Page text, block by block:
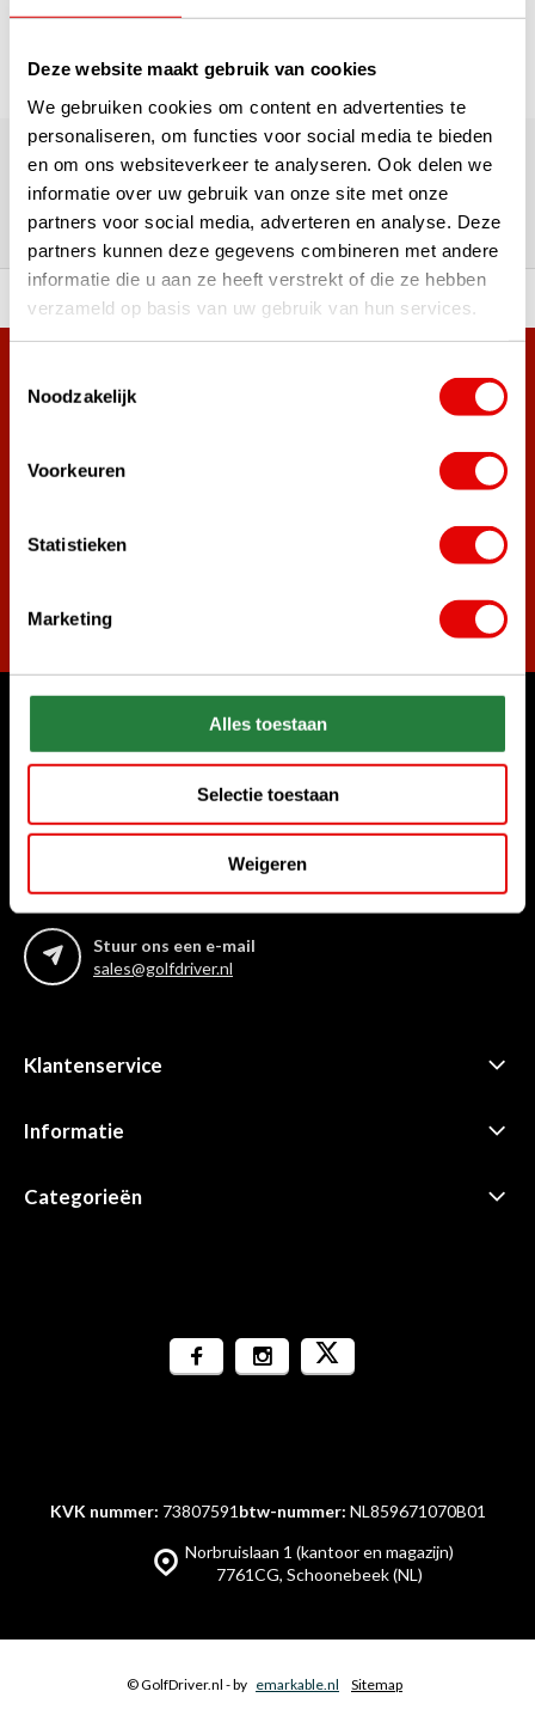
Deze website maakt gebruik van cookies
We gebruiken cookies om content en advertenties te
personaliseren, om functies voor social media te bieden
en om ons websiteverkeer te analyseren. Ook delen we
informatie over uw gebruik van onze site met onze
partners voor social media, adverteren en analyse. Deze
partners kunnen deze gegevens combineren met andere
informatie die u aan ze heeft verstrekt of die ze hebben
verzameld op basis van uw gebruik van hun services.
Noodzakelijk
Voorkeuren
Statistieken
Marketing
Alles toestaan
Selectie toestaan
Weigeren
180.000+ Klanten | 5.000+ Reviews | Trusted Shops, TrustPilot,
Google
Reviews: Onze klanten aan het
woord
A-merken! Vóór 15:00 besteld,
Meer dan 38.000 klanten hebben zich al
aangemeld.
golf aanbiedingen!
Bel ons gerust
+31 85 06 02 099
Start chat
Stuur ons een e-mail
sales@golfdriver.nl
Klantenservice
Informatie
Categorieën
Norbruislaan 1 (kantoor en magazijn)
7761CG, Schoonebeek (NL)
KVK nummer: 73807591 btw-nummer: NL859671070B01
© GolfDriver.nl - by emarkable.nl Sitemap